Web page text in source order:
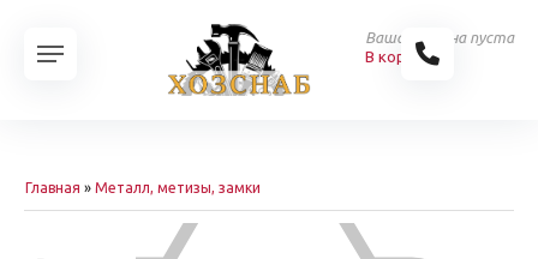
Ваша корзина пуста
В корзину
Главная » Металл, метизы, замки